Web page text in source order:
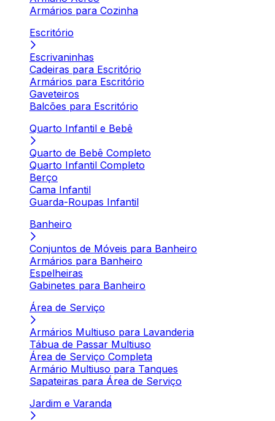
Armários para Cozinha
Escritório
Escrivaninhas
Cadeiras para Escritório
Armários para Escritório
Gaveteiros
Balcões para Escritório
Quarto Infantil e Bebê
Quarto de Bebê Completo
Quarto Infantil Completo
Berço
Cama Infantil
Guarda-Roupas Infantil
Banheiro
Conjuntos de Móveis para Banheiro
Armários para Banheiro
Espelheiras
Gabinetes para Banheiro
Área de Serviço
Armários Multiuso para Lavanderia
Tábua de Passar Multiuso
Área de Serviço Completa
Armário Multiuso para Tanques
Sapateiras para Área de Serviço
Jardim e Varanda